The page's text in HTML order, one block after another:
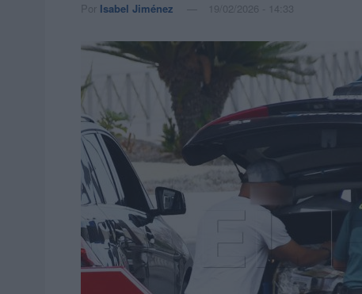
Por Isabel Jiménez 19/02/2026 - 14:33